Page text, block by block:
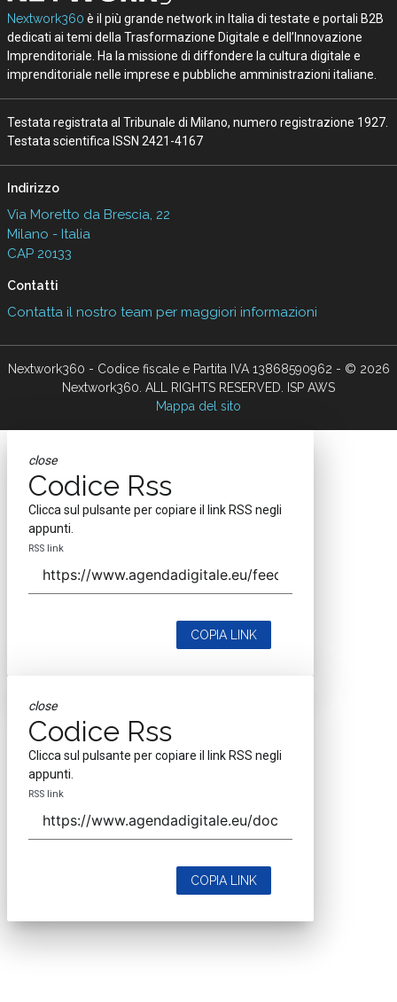
Nextwork360 è il più grande network in Italia di testate e portali B2B
dedicati ai temi della Trasformazione Digitale e dell’Innovazione
Imprenditoriale. Ha la missione di diffondere la cultura digitale e
imprenditoriale nelle imprese e pubbliche amministrazioni italiane.
Testata registrata al Tribunale di Milano, numero registrazione 1927.
Testata scientifica ISSN 2421-4167
Indirizzo
Via Moretto da Brescia, 22
Milano - Italia
CAP 20133
Contatti
Contatta il nostro team per maggiori informazioni
Nextwork360 - Codice fiscale e Partita IVA 13868590962 - © 2026
Nextwork360. ALL RIGHTS RESERVED. ISP AWS
Mappa del sito
close
Codice Rss
Clicca sul pulsante per copiare il link RSS negli
appunti.
RSS link
COPIA LINK
close
Codice Rss
Clicca sul pulsante per copiare il link RSS negli
appunti.
RSS link
COPIA LINK